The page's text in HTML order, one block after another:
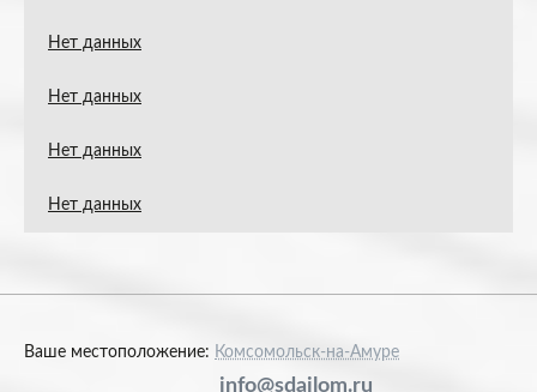
Нет данных
Нет данных
Нет данных
Нет данных
Ваше местоположение: Комсомольск-на-Амуре
info@sdailom.ru